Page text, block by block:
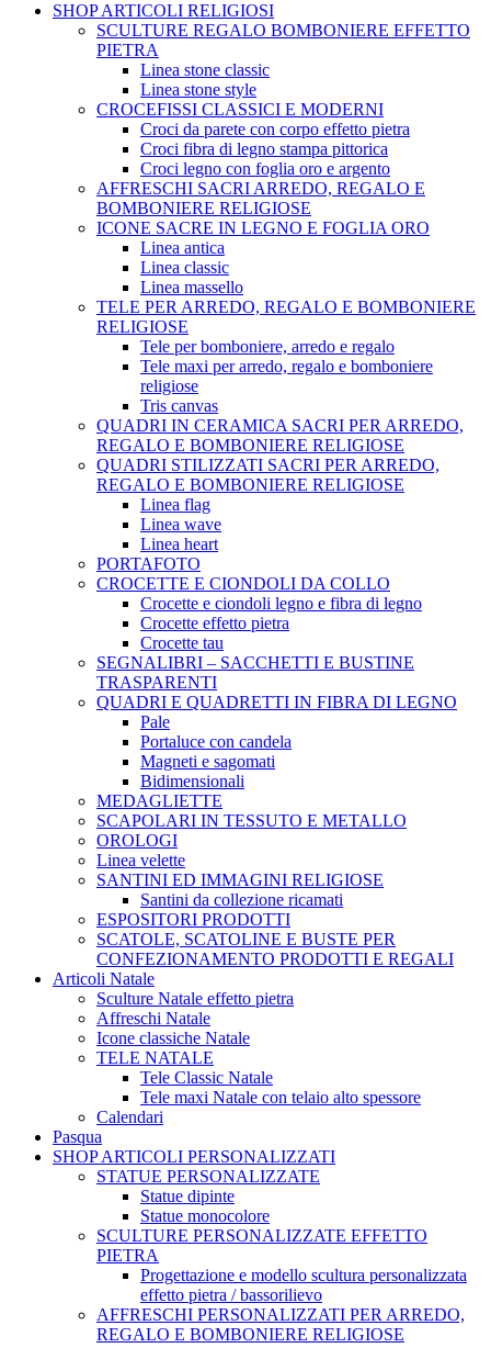
SHOP ARTICOLI RELIGIOSI
SCULTURE REGALO BOMBONIERE EFFETTO
PIETRA
Linea stone classic
Linea stone style
CROCEFISSI CLASSICI E MODERNI
Croci da parete con corpo effetto pietra
Croci fibra di legno stampa pittorica
Croci legno con foglia oro e argento
AFFRESCHI SACRI ARREDO, REGALO E
BOMBONIERE RELIGIOSE
ICONE SACRE IN LEGNO E FOGLIA ORO
Linea antica
Linea classic
Linea massello
TELE PER ARREDO, REGALO E BOMBONIERE
RELIGIOSE
Tele per bomboniere, arredo e regalo
Tele maxi per arredo, regalo e bomboniere
religiose
Tris canvas
QUADRI IN CERAMICA SACRI PER ARREDO,
REGALO E BOMBONIERE RELIGIOSE
QUADRI STILIZZATI SACRI PER ARREDO,
REGALO E BOMBONIERE RELIGIOSE
Linea flag
Linea wave
Linea heart
PORTAFOTO
CROCETTE E CIONDOLI DA COLLO
Crocette e ciondoli legno e fibra di legno
Crocette effetto pietra
Crocette tau
SEGNALIBRI – SACCHETTI E BUSTINE
TRASPARENTI
QUADRI E QUADRETTI IN FIBRA DI LEGNO
Pale
Portaluce con candela
Magneti e sagomati
Bidimensionali
MEDAGLIETTE
SCAPOLARI IN TESSUTO E METALLO
OROLOGI
Linea velette
SANTINI ED IMMAGINI RELIGIOSE
Santini da collezione ricamati
ESPOSITORI PRODOTTI
SCATOLE, SCATOLINE E BUSTE PER
CONFEZIONAMENTO PRODOTTI E REGALI
Articoli Natale
Sculture Natale effetto pietra
Affreschi Natale
Icone classiche Natale
TELE NATALE
Tele Classic Natale
Tele maxi Natale con telaio alto spessore
Calendari
Pasqua
SHOP ARTICOLI PERSONALIZZATI
STATUE PERSONALIZZATE
Statue dipinte
Statue monocolore
SCULTURE PERSONALIZZATE EFFETTO
PIETRA
Progettazione e modello scultura personalizzata
effetto pietra / bassorilievo
AFFRESCHI PERSONALIZZATI PER ARREDO,
REGALO E BOMBONIERE RELIGIOSE